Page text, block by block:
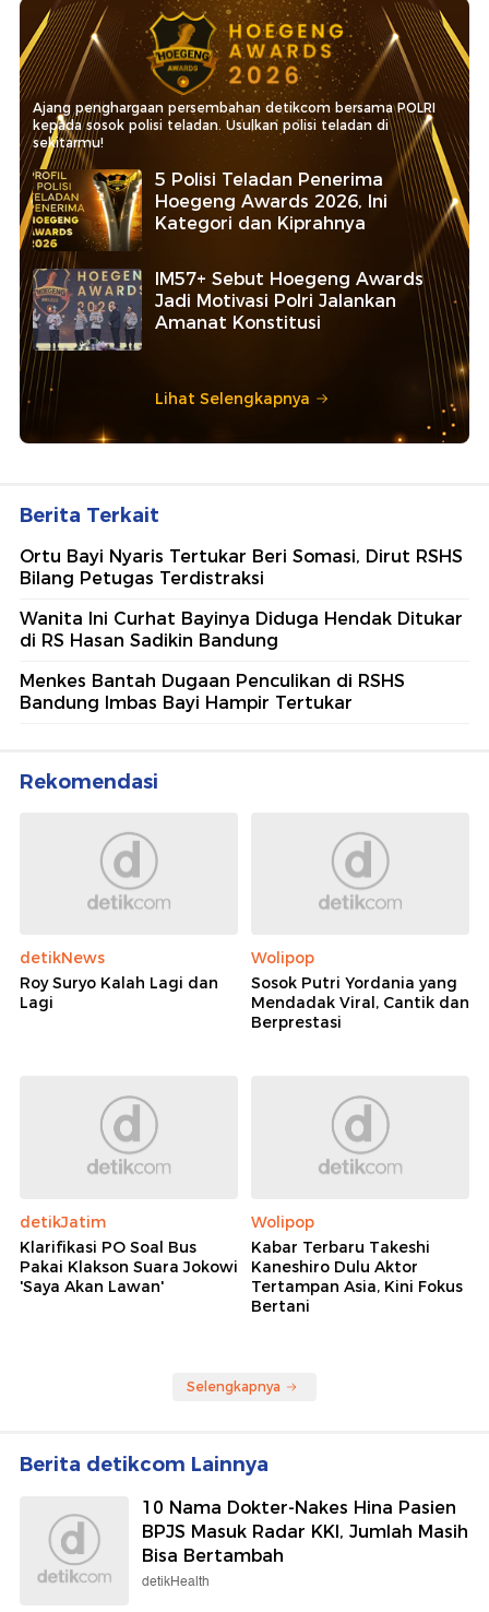
Ajang penghargaan persembahan detikcom bersama POLRI
kepada sosok polisi teladan. Usulkan polisi teladan di
sekitarmu!
5 Polisi Teladan Penerima
Hoegeng Awards 2026, Ini
Kategori dan Kiprahnya
IM57+ Sebut Hoegeng Awards
Jadi Motivasi Polri Jalankan
Amanat Konstitusi
Lihat Selengkapnya
Berita Terkait
Ortu Bayi Nyaris Tertukar Beri Somasi, Dirut RSHS
Bilang Petugas Terdistraksi
Wanita Ini Curhat Bayinya Diduga Hendak Ditukar
di RS Hasan Sadikin Bandung
Menkes Bantah Dugaan Penculikan di RSHS
Bandung Imbas Bayi Hampir Tertukar
Rekomendasi
detikNews
Roy Suryo Kalah Lagi dan
Lagi
Wolipop
Sosok Putri Yordania yang
Mendadak Viral, Cantik dan
Berprestasi
detikJatim
Klarifikasi PO Soal Bus
Pakai Klakson Suara Jokowi
'Saya Akan Lawan'
Wolipop
Kabar Terbaru Takeshi
Kaneshiro Dulu Aktor
Tertampan Asia, Kini Fokus
Bertani
Selengkapnya
Berita detikcom Lainnya
10 Nama Dokter-Nakes Hina Pasien
BPJS Masuk Radar KKI, Jumlah Masih
Bisa Bertambah
detikHealth